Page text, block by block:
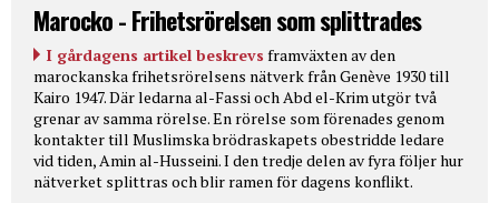
Marocko - Frihetsrörelsen som splittrades
I gårdagens artikel beskrevs framväxten av den
marockanska frihetsrörelsens nätverk från Genève 1930 till
Kairo 1947. Där ledarna al-Fassi och Abd el-Krim utgör två
grenar av samma rörelse. En rörelse som förenades genom
kontakter till Muslimska brödraskapets obestridde ledare
vid tiden, Amin al-Husseini. I den tredje delen av fyra följer hur
nätverket splittras och blir ramen för dagens konflikt.